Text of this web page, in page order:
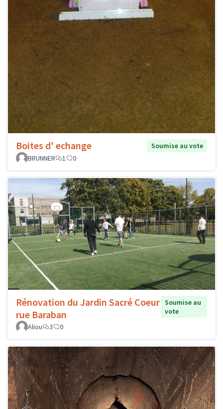
Boites d' echange
Soumise au vote
BRUNNER
1 0
Rénovation du Jardin Sacré Coeur
rue Baraban
Soumise au
vote
Aliou
3 0